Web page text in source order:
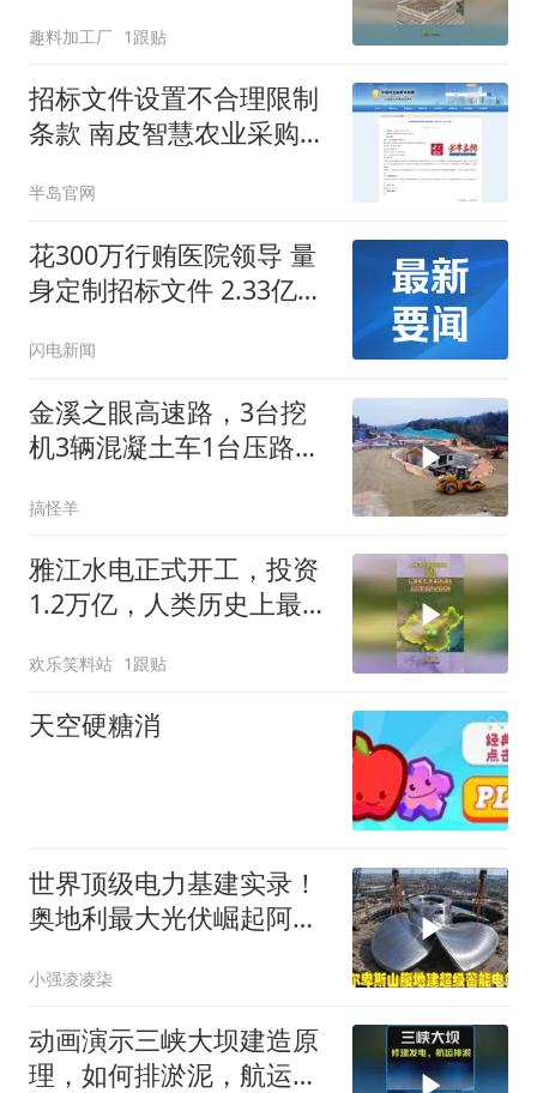
趣料加工厂 1跟贴
招标文件设置不合理限制
条款 南皮智慧农业采购项
半岛官网
花300万行贿医院领导 量
身定制招标文件 2.33亿元
披露
闪电新闻
金溪之眼高速路，3台挖
机3辆混凝土车1台压路车
搞怪羊
雅江水电正式开工，投资
1.2万亿，人类历史上最大
欢乐笑料站 1跟贴
天空硬糖消
世界顶级电力基建实录！
奥地利最大光伏崛起阿尔
小强凌凌柒
动画演示三峡大坝建造原
理，如何排淤泥，航运，